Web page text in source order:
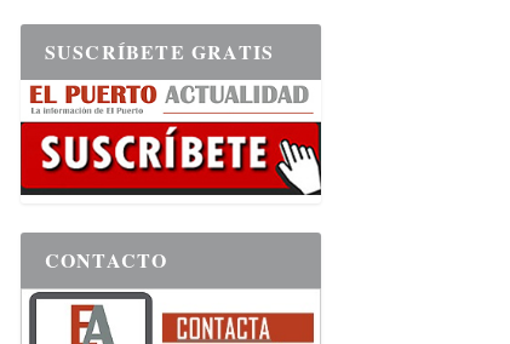
SUSCRÍBETE GRATIS
CONTACTO